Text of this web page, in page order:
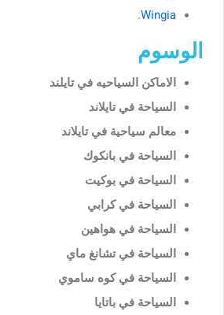
Wingia
.
الوسوم
الاماكن السياحيه في تايلند
السياحة في تايلاند
معالم سياحية في تايلاند
السياحة في بانكوك
السياحة في بوكيت
السياحة في كرابي
السياحة في هواهين
السياحة في تشانغ ماي
السياحة في كوه ساموي
السياحة في باتايا